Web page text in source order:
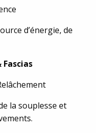
d’énergie, de
Fascias
la souplesse et